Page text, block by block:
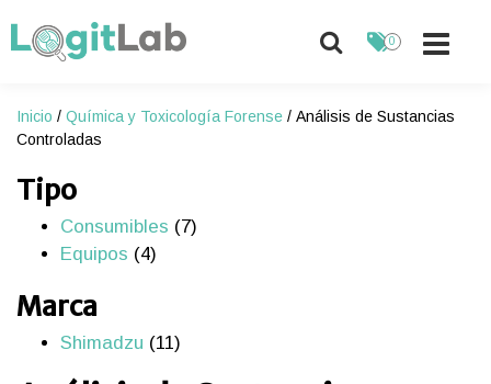
content
0
Inicio / Química y Toxicología Forense / Análisis de Sustancias
Controladas
Tipo
Consumibles (7)
Equipos (4)
Marca
Shimadzu (11)